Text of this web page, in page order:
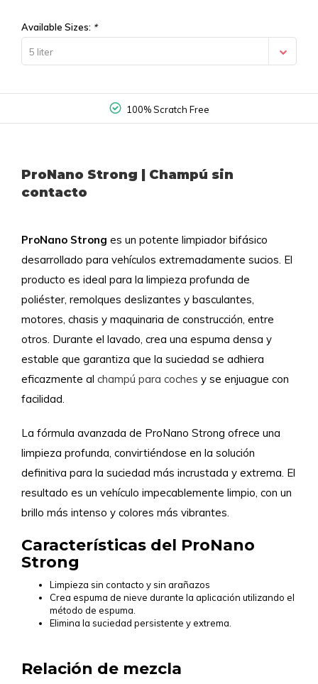
Available Sizes: *
5 liter
100% Scratch Free
ProNano Strong | Champú sin
contacto
ProNano Strong es un potente limpiador bifásico
desarrollado para vehículos extremadamente sucios. El
producto es ideal para la limpieza profunda de
poliéster, remolques deslizantes y basculantes,
motores, chasis y maquinaria de construcción, entre
otros. Durante el lavado, crea una espuma densa y
estable que garantiza que la suciedad se adhiera
eficazmente al champú para coches y se enjuague con
facilidad.
La fórmula avanzada de ProNano Strong ofrece una
limpieza profunda, convirtiéndose en la solución
definitiva para la suciedad más incrustada y extrema. El
resultado es un vehículo impecablemente limpio, con un
brillo más intenso y colores más vibrantes.
Características del ProNano
Strong
Limpieza sin contacto y sin arañazos
Crea espuma de nieve durante la aplicación utilizando el
método de espuma.
Elimina la suciedad persistente y extrema.
Relación de mezcla